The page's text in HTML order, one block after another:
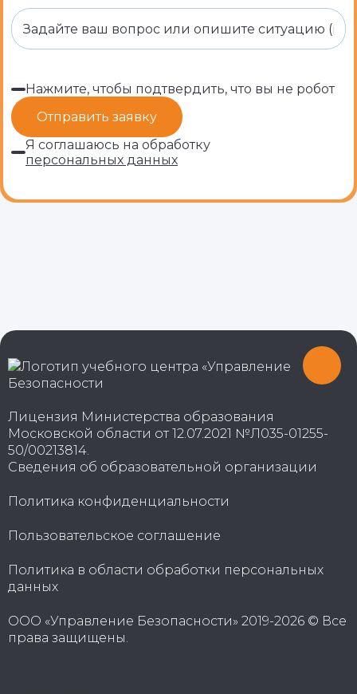
Нажмите, чтобы подтвердить, что вы не робот
Я соглашаюсь на обработку
персональных данных
Лицензия Министерства образования
Московской области от 12.07.2021 №Л035-01255-
50/00213814.
Сведения об образовательной организации
Политика конфиденциальности
Пользовательское соглашение
Политика в области обработки персональных
данных
ООО «Управление Безопасности» 2019-2026 © Все
права защищены.